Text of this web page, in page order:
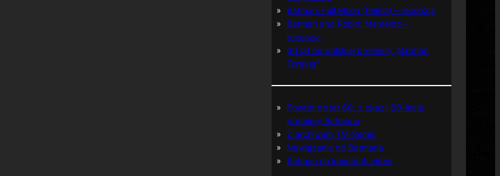
Batman: Full Moon (Pełnia) – recenzja
Batman and Robin: Memento –
recenzja
30 lat od polskiej premiery „Batman
Forever”
Powrót do lat 60. z okazji 60-lecia
premiery Batmana
Z archiwum TM-Semic
Nawiązania do Batmana
Batman na kasetach video